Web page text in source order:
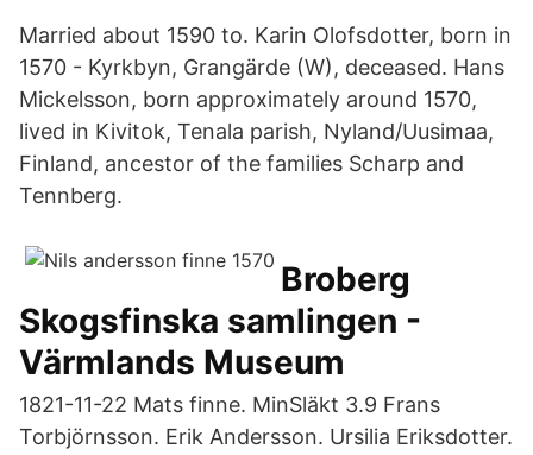
Married about 1590 to. Karin Olofsdotter, born in
1570 - Kyrkbyn, Grangärde (W), deceased. Hans
Mickelsson, born approximately around 1570,
lived in Kivitok, Tenala parish, Nyland/Uusimaa,
Finland, ancestor of the families Scharp and
Tennberg.
Broberg
Skogsfinska samlingen -
Värmlands Museum
1821-11-22 Mats finne. MinSläkt 3.9 Frans
Torbjörnsson. Erik Andersson. Ursilia Eriksdotter.